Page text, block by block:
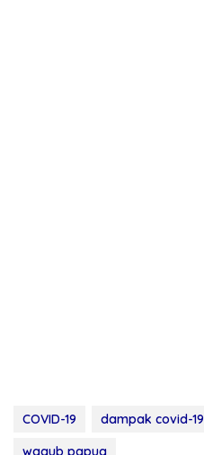
COVID-19 dampak covid-19